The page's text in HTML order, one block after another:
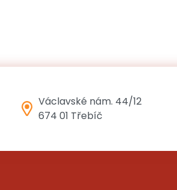
Václavské nám. 44/12
674 01 Třebíč